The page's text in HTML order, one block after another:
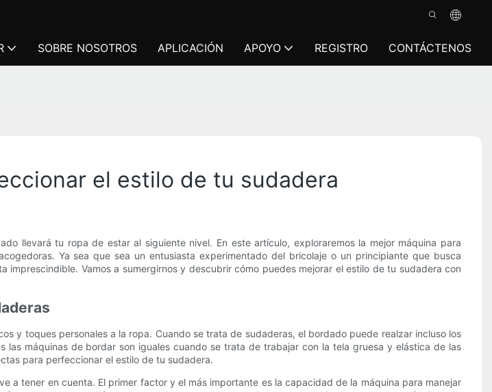
SOBRE NOSOTROS APLICACIÓN APOYO REGISTRO CONTÁCTENOS
el estilo de tu sudadera
llevará tu ropa de estar al siguiente nivel. En este artículo, exploraremos la mejor máquina para
Ya sea que sea un entusiasta experimentado del bricolaje o un principiante que busca
Vamos a sumergirnos y descubrir cómo puedes mejorar el estilo de tu sudadera con
y toques personales a la ropa. Cuando se trata de sudaderas, el bordado puede realzar incluso los
máquinas de bordar son iguales cuando se trata de trabajar con la tela gruesa y elástica de las
para perfeccionar el estilo de tu sudadera.
a tener en cuenta. El primer factor y el más importante es la capacidad de la máquina para manejar